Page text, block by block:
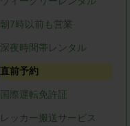
朝7時以前も営業
深夜時間帯レンタル
直前予約
国際運転免許証
レッカー搬送サービス